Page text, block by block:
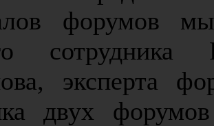
форумов
эксперта
двух